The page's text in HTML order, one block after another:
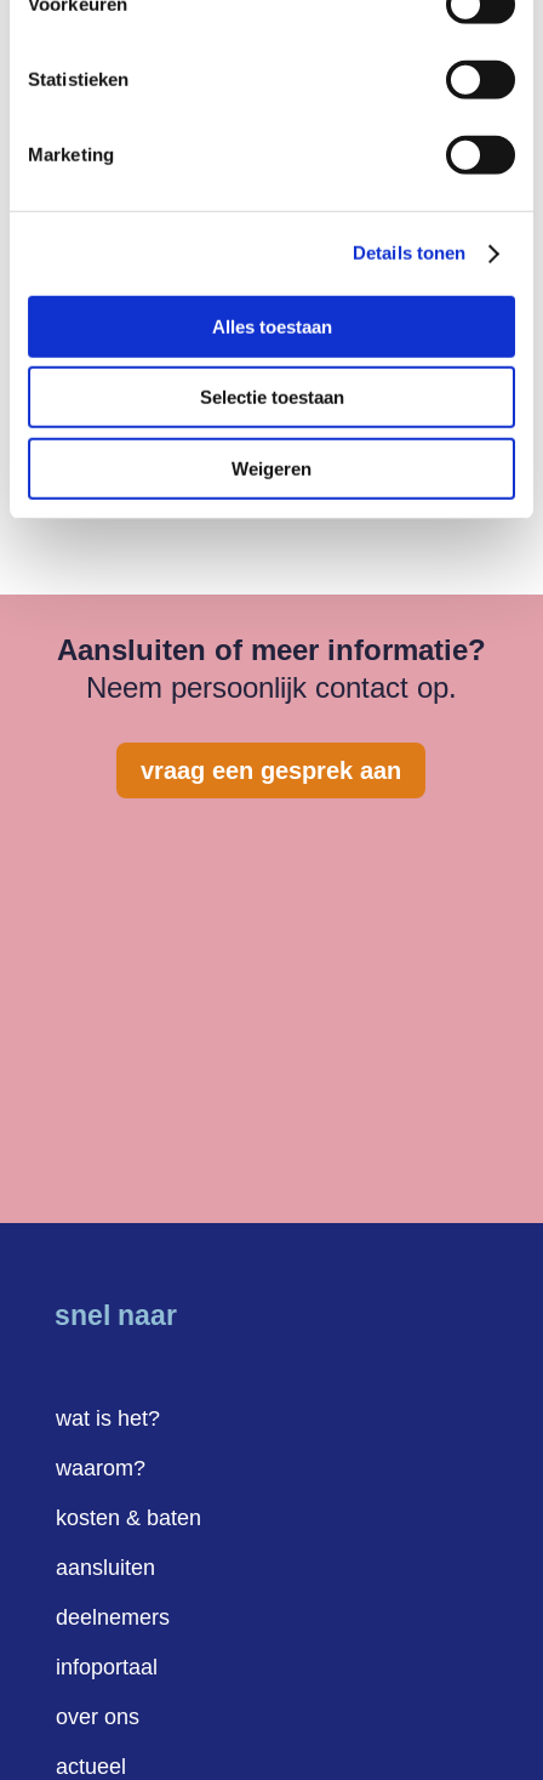
Statistieken
Marketing
Details tonen
Alles toestaan
Selectie toestaan
Weigeren
worden gestimuleerd om de partijen waar zij
regelmatig mee onderhandelen te vragen
om mee te doen zodat de informatiestroom
gewonnen en efficiënte hulp kan worden
Kijk voor alle informatie op
Volgend bericht
Aansluiten of meer informatie?
Neem persoonlijk contact op.
vraag een gesprek aan
snel naar
wat is het?
waarom?
kosten & baten
aansluiten
deelnemers
infoportaal
over ons
actueel